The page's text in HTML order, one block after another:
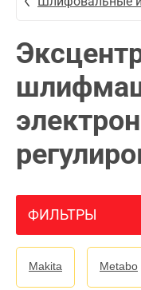
ФИЛЬТРЫ
Makita Metabo